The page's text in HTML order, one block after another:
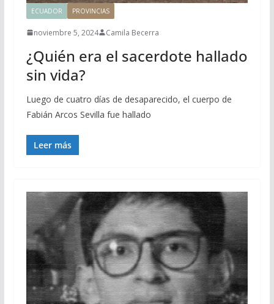
ECUADOR PROVINCIAS
noviembre 5, 2024 Camila Becerra
¿Quién era el sacerdote hallado
sin vida?
Luego de cuatro días de desaparecido, el cuerpo de
Fabián Arcos Sevilla fue hallado
Leer más